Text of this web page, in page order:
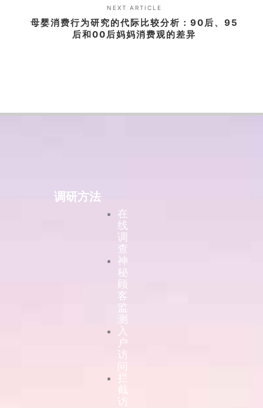
NEXT ARTICLE
母婴消费行为研究的代际比较分析：90后、95
后和00后妈妈消费观的差异
调研方法
在
线
调
查
神
秘
顾
客
监
测
入
户
访
问
拦
截
访